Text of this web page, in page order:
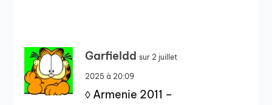
Garfieldd sur 2 juillet
2025 à 20:09
◊ Armenie 2011 –